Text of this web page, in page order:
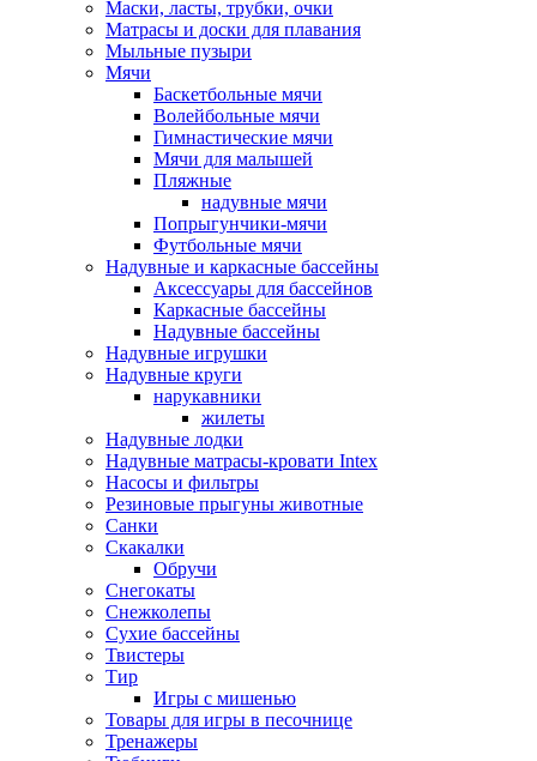
Маски, ласты, трубки, очки
Матрасы и доски для плавания
Мыльные пузыри
Мячи
Баскетбольные мячи
Волейбольные мячи
Гимнастические мячи
Мячи для малышей
Пляжные
надувные мячи
Попрыгунчики-мячи
Футбольные мячи
Надувные и каркасные бассейны
Аксессуары для бассейнов
Каркасные бассейны
Надувные бассейны
Надувные игрушки
Надувные круги
нарукавники
жилеты
Надувные лодки
Надувные матрасы-кровати Intex
Насосы и фильтры
Резиновые прыгуны животные
Санки
Скакалки
Обручи
Снегокаты
Снежколепы
Сухие бассейны
Твистеры
Тир
Игры с мишенью
Товары для игры в песочнице
Тренажеры